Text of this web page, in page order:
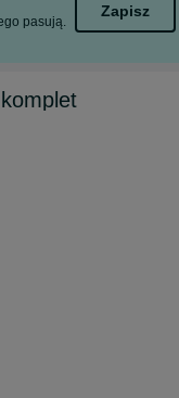
pasują.
Zapisz